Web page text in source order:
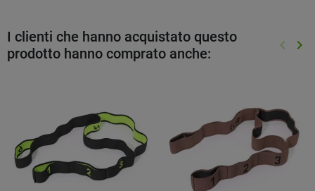
I clienti che hanno acquistato questo
prodotto hanno comprato anche:
keyboard_arrow_left keyboard_arrow_right